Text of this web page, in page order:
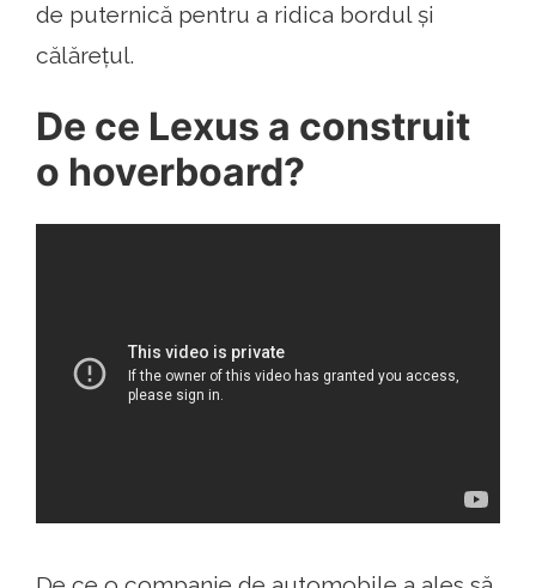
de puternică pentru a ridica bordul și
călărețul.
De ce Lexus a construit
o hoverboard?